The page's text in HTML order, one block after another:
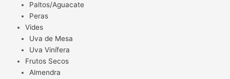
Paltos/Aguacate
Peras
Vides
Uva de Mesa
Uva Vinífera
Frutos Secos
Almendra